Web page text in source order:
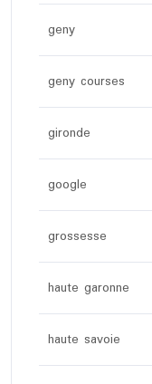
geny
geny courses
gironde
google
grossesse
haute garonne
haute savoie